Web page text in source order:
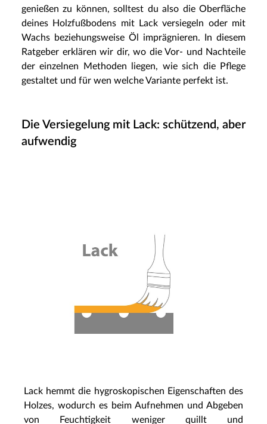
genießen zu können, solltest du also die Oberfläche
deines Holzfußbodens mit Lack versiegeln oder mit
Wachs beziehungsweise Öl imprägnieren. In diesem
Ratgeber erklären wir dir, wo die Vor- und Nachteile
der einzelnen Methoden liegen, wie sich die Pflege
gestaltet und für wen welche Variante perfekt ist.
Die Versiegelung mit Lack: schützend, aber
aufwendig
Lack hemmt die hygroskopischen Eigenschaften des
Holzes, wodurch es beim Aufnehmen und Abgeben
von Feuchtigkeit weniger quillt und